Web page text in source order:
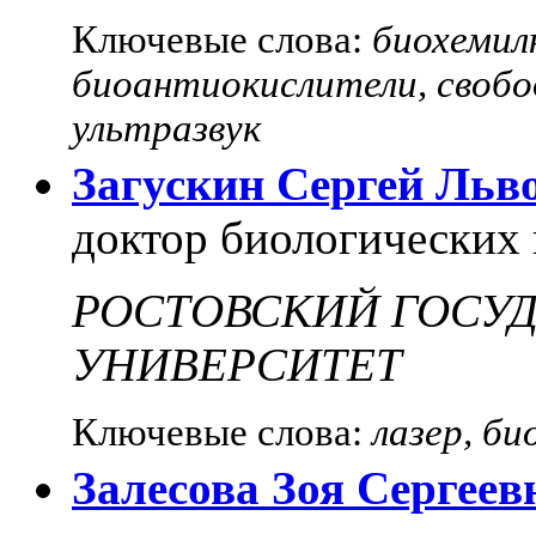
Ключевые слова:
биоантиокислители,
ультразвук
Загускин Сергей
доктор
РОСТОВСКИЙ
УНИВЕРСИТЕТ
Ключевые слова:лазер,
Залесова Зоя